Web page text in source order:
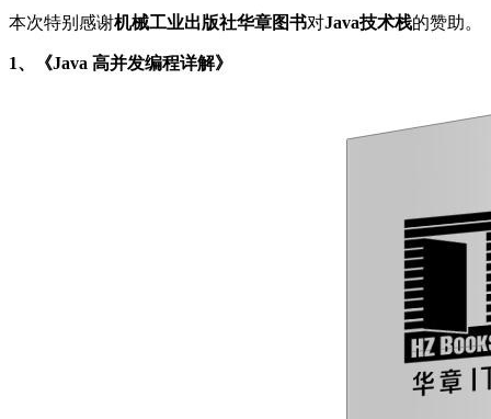
本次特别感谢机械工业出版社华章图书对Java技术栈的赞助。
1、《Java 高并发编程详解》